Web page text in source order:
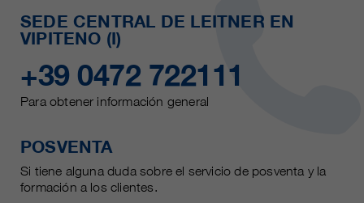
SEDE CENTRAL DE LEITNER EN
VIPITENO (I)
+39 0472 722111
Para obtener información general
POSVENTA
Si tiene alguna duda sobre el servicio de posventa y la
formación a los clientes.